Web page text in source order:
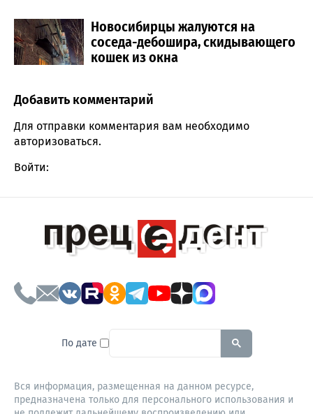
Новосибирцы жалуются на
соседа-дебошира, скидывающего
кошек из окна
Comment section
Добавить комментарий
Для отправки комментария вам необходимо
авторизоваться.
Войти:
По дате To search this site, enter a
Вся информация, размещенная на данном ресурсе,
предназначена только для персонального использования и